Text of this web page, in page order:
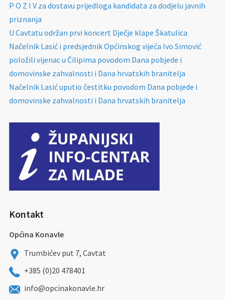
P O Z I V za dostavu prijedloga kandidata za dodjelu javnih
priznanja
U Cavtatu održan prvi koncert Dječje klape Škatulica
Načelnik Lasić i predsjednik Općinskog vijeća Ivo Simović
položili vijenac u Čilipima povodom Dana pobjede i
domovinske zahvalnosti i Dana hrvatskih branitelja
Načelnik Lasić uputio čestitku povodom Dana pobjede i
domovinske zahvalnosti i Dana hrvatskih branitelja
Kontakt
Općina Konavle
Trumbićev put 7, Cavtat
+385 (0)20 478401
info@opcinakonavle.hr